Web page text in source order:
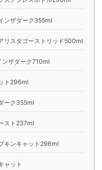
ンザダーク355ml
リスタゴーストリッド500ml
ンザダーク710ml
ト296ml
ーク355ml
スト237ml
キンキャット296ml
ャット